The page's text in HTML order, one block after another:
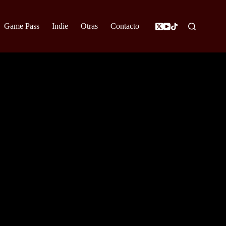
Game Pass Indie Otras Contacto